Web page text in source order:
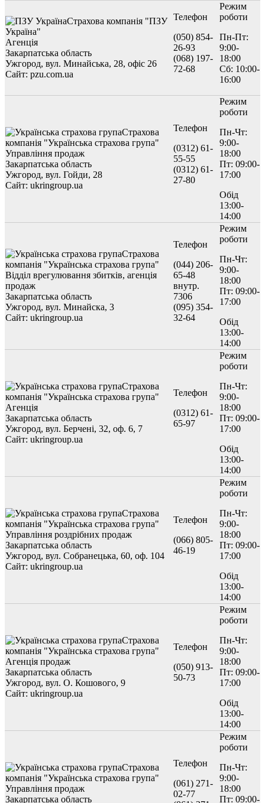
Страхова компанія "ПЗУ
Україна"
Агенція
Закарпатська область
Ужгород, вул. Минайська, 28, офіс 26
Сайт: pzu.com.ua
Телефон
(050) 854-
26-93
(068) 197-
72-68
Режим
роботи
Пн-Пт:
9:00-
18:00
Сб: 10:00-
16:00
Страхова
компанія "Українська страхова група"
Управління продаж
Закарпатська область
Ужгород, вул. Гойди, 28
Сайт: ukringroup.ua
Телефон
(0312) 61-
55-55
(0312) 61-
27-80
Режим
роботи
Пн-Чт:
9:00-
18:00
Пт: 09:00-
17:00
Обід
13:00-
14:00
Страхова
компанія "Українська страхова група"
Відділ врегулювання збитків, агенція
продаж
Закарпатська область
Ужгород, вул. Минайска, 3
Сайт: ukringroup.ua
Телефон
(044) 206-
65-48
внутр.
7306
(095) 354-
32-64
Режим
роботи
Пн-Чт:
9:00-
18:00
Пт: 09:00-
17:00
Обід
13:00-
14:00
Страхова
компанія "Українська страхова група"
Агенція
Закарпатська область
Ужгород, вул. Берчені, 32, оф. 6, 7
Сайт: ukringroup.ua
Телефон
(0312) 61-
65-97
Режим
роботи
Пн-Чт:
9:00-
18:00
Пт: 09:00-
17:00
Обід
13:00-
14:00
Страхова
компанія "Українська страхова група"
Управління роздрібних продаж
Закарпатська область
Ужгород, вул. Собранецька, 60, оф. 104
Сайт: ukringroup.ua
Телефон
(066) 805-
46-19
Режим
роботи
Пн-Чт:
9:00-
18:00
Пт: 09:00-
17:00
Обід
13:00-
14:00
Страхова
компанія "Українська страхова група"
Агенція продаж
Закарпатська область
Ужгород, вул. О. Кошового, 9
Сайт: ukringroup.ua
Телефон
(050) 913-
50-73
Режим
роботи
Пн-Чт:
9:00-
18:00
Пт: 09:00-
17:00
Обід
13:00-
14:00
Страхова
компанія "Українська страхова група"
Управління продаж
Закарпатська область
Телефон
(061) 271-
02-77
Режим
роботи
Пн-Чт:
9:00-
18:00
Пт: 09:00-